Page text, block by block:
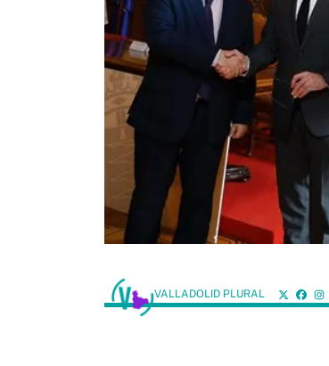
VALLADOLID PLURAL